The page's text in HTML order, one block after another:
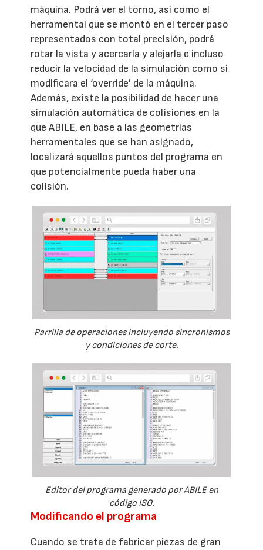
máquina. Podrá ver el torno, así como el
herramental que se montó en el tercer paso
representados con total precisión, podrá
rotar la vista y acercarla y alejarla e incluso
reducir la velocidad de la simulación como si
modificara el ‘override’ de la máquina.
Además, existe la posibilidad de hacer una
simulación automática de colisiones en la
que ABILE, en base a las geometrías
herramentales que se han asignado,
localizará aquellos puntos del programa en
que potencialmente pueda haber una
colisión.
Parrilla de operaciones incluyendo sincronismos
y condiciones de corte.
Editor del programa generado por ABILE en
código ISO.
Modificando el programa
Cuando se trata de fabricar piezas de gran